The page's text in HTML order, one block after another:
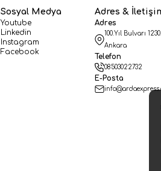
Sosyal Medya
Youtube
Linkedin
Instagram
Facebook
Adres &
Adres
100.Yıl Bulvarı
Ankara
Telefon
08503022732
E-Posta